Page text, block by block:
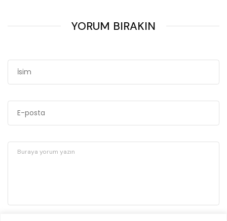
YORUM BIRAKIN